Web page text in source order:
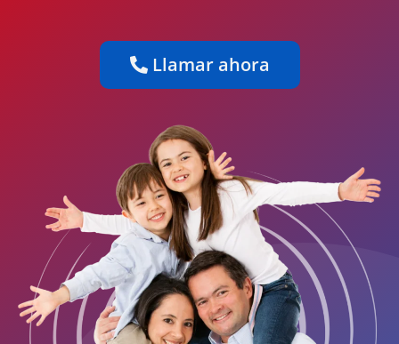
Llamar ahora